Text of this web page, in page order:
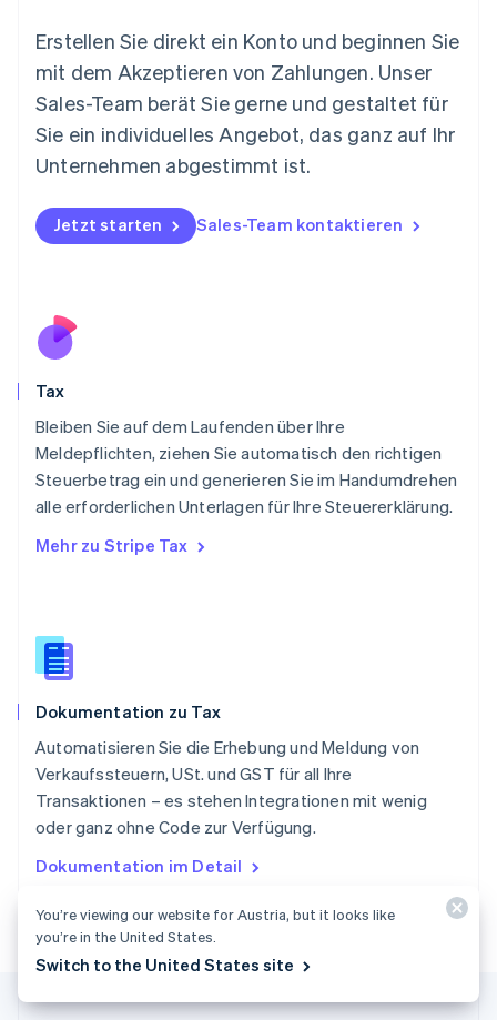
Erstellen Sie direkt ein Konto und beginnen Sie
mit dem Akzeptieren von Zahlungen. Unser
Sales-Team berät Sie gerne und gestaltet für
Sie ein individuelles Angebot, das ganz auf Ihr
Unternehmen abgestimmt ist.
Jetzt starten Sales-Team kontaktieren
Tax
Bleiben Sie auf dem Laufenden über Ihre
Meldepflichten, ziehen Sie automatisch den richtigen
Steuerbetrag ein und generieren Sie im Handumdrehen
alle erforderlichen Unterlagen für Ihre Steuererklärung.
Mehr zu Stripe Tax
Dokumentation zu Tax
Automatisieren Sie die Erhebung und Meldung von
Verkaufssteuern, USt. und GST für all Ihre
Transaktionen – es stehen Integrationen mit wenig
oder ganz ohne Code zur Verfügung.
Dokumentation im Detail
English
Mexiko
Español English
Neuseeland
English
NederlandsEnglish
English
Österreich
Portugal
Português
Schweden
Schweiz
DeutschFrançaisItalianoEnglish
Singapur
Slowakei
Sonderverwaltungsregion Hongkong,
China
Spanien
EspañolEnglish
Thailand
Tschechische Republik
English
English
English
Vereinigte Staaten
English Español简体中文
English
You’re viewing our website for Austria, but it looks like
you’re in the United States.
Switch to the United States site